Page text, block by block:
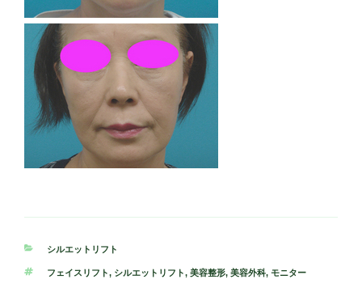
カ
ゴ
シルエットリフト
タ
フェイスリフト, シルエットリフト, 美容整形, 美容外科, モニター